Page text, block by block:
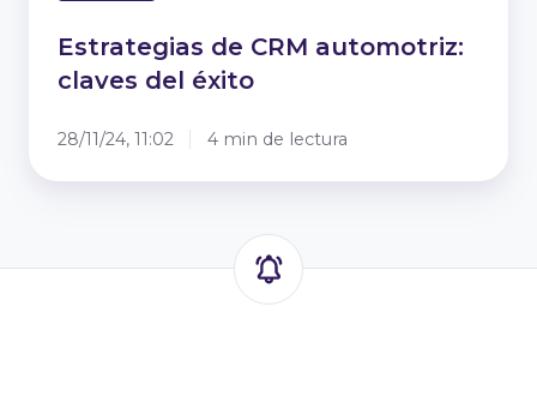
Estrategias de CRM automotriz:
claves del éxito
28/11/24, 11:02 4 min de lectura